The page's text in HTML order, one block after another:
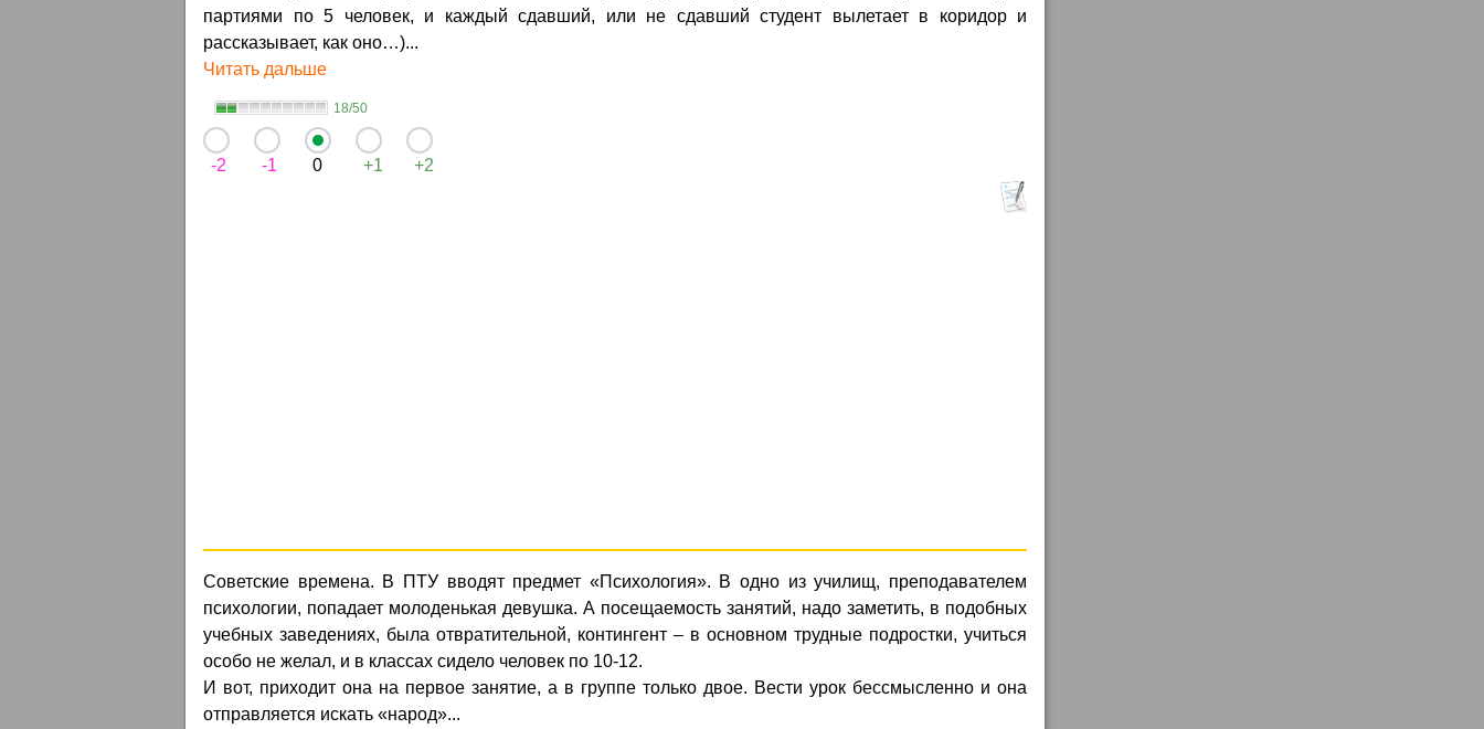
партиями по 5 человек, и каждый сдавший, или не сдавший студент вылетает в коридор и
рассказывает, как оно…)...
Читать дальше
18/50
-2 -1 0 +1 +2
Советские времена. В ПТУ вводят предмет «Психология». В одно из училищ, преподавателем
психологии, попадает молоденькая девушка. А посещаемость занятий, надо заметить, в подобных
учебных заведениях, была отвратительной, контингент – в основном трудные подростки, учиться
особо не желал, и в классах сидело человек по 10-12.
И вот, приходит она на первое занятие, а в группе только двое. Вести урок бессмысленно и она
отправляется искать «народ»...